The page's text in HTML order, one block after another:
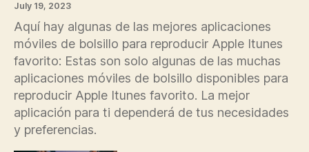
July 19, 2023
Aquí hay algunas de las mejores aplicaciones
móviles de bolsillo para reproducir Apple Itunes
favorito: Estas son solo algunas de las muchas
aplicaciones móviles de bolsillo disponibles para
reproducir Apple Itunes favorito. La mejor
aplicación para ti dependerá de tus necesidades
y preferencias.